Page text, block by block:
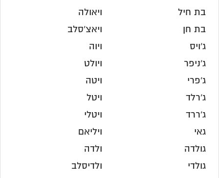
בת חיל
בת חן
ג'ויס
ג'ניפר
ג'פרי
ג'רלד
ג'ררד
גאי
גולדה
גולדי
ויאולה
ויאצ'סלב
ויוה
ויולט
ויטה
ויטל
ויטלי
ויליאם
ולדה
ולדיסלב